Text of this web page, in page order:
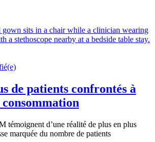
de patients confrontés à
consommation
témoignent d’une réalité de plus en plus
marquée du nombre de patients